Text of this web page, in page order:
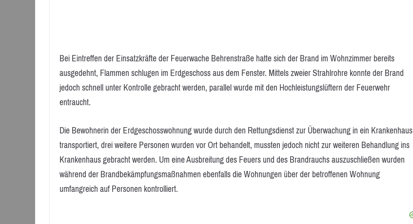
Bei Eintreffen der Einsatzkräfte der Feuerwache Behrenstraße hatte sich der Brand im Wohnzimmer bereits
ausgedehnt, Flammen schlugen im Erdgeschoss aus dem Fenster. Mittels zweier Strahlrohre konnte der Brand
jedoch schnell unter Kontrolle gebracht werden, parallel wurde mit den Hochleistungslüftern der Feuerwehr
entraucht.
Die Bewohnerin der Erdgeschosswohnung wurde durch den Rettungsdienst zur Überwachung in ein Krankenhaus
transportiert, drei weitere Personen wurden vor Ort behandelt, mussten jedoch nicht zur weiteren Behandlung ins
Krankenhaus gebracht werden. Um eine Ausbreitung des Feuers und des Brandrauchs auszuschließen wurden
während der Brandbekämpfungsmaßnahmen ebenfalls die Wohnungen über der betroffenen Wohnung
umfangreich auf Personen kontrolliert.